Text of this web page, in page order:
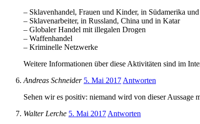
– Sklavenhandel, Frauen und Kinder, in Südamerika
– Sklavenarbeiter, in Russland, China und in Katar
– Globaler Handel mit illegalen Drogen
– Waffenhandel
– Kriminelle Netzwerke
Weitere Informationen über diese Aktivitäten sind im
Andreas Schneider 5. Mai 2017 Antworten
Sehen wir es positiv: niemand wird von dieser Aussage
Walter Lerche 5. Mai 2017 Antworten